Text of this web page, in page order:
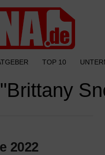
TOP 10
2022